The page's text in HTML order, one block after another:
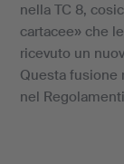
nella TC 8,
cartacee» che
ricevuto un
Questa fusione
nel